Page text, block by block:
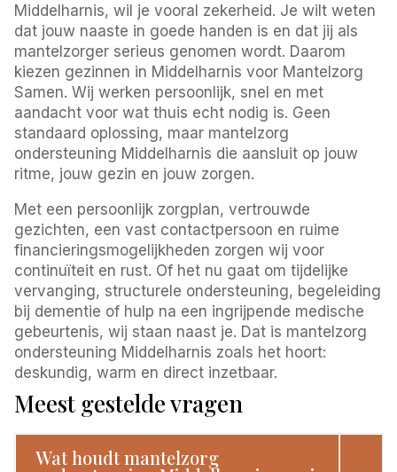
Middelharnis, wil je vooral zekerheid. Je wilt weten
dat jouw naaste in goede handen is en dat jij als
mantelzorger serieus genomen wordt. Daarom
kiezen gezinnen in Middelharnis voor Mantelzorg
Samen. Wij werken persoonlijk, snel en met
aandacht voor wat thuis echt nodig is. Geen
standaard oplossing, maar mantelzorg
ondersteuning Middelharnis die aansluit op jouw
ritme, jouw gezin en jouw zorgen.
Met een persoonlijk zorgplan, vertrouwde
gezichten, een vast contactpersoon en ruime
financieringsmogelijkheden zorgen wij voor
continuïteit en rust. Of het nu gaat om tijdelijke
vervanging, structurele ondersteuning, begeleiding
bij dementie of hulp na een ingrijpende medische
gebeurtenis, wij staan naast je. Dat is mantelzorg
ondersteuning Middelharnis zoals het hoort:
deskundig, warm en direct inzetbaar.
Meest gestelde vragen
Wat houdt mantelzorg